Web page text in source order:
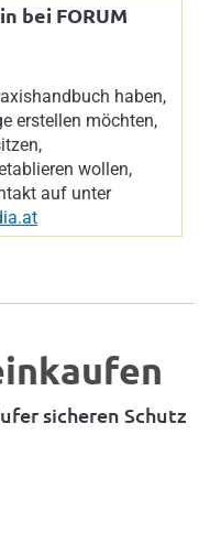
bei FORUM
haben,
erstellen möchten,
wollen,
auf unter
sicheren Schutz